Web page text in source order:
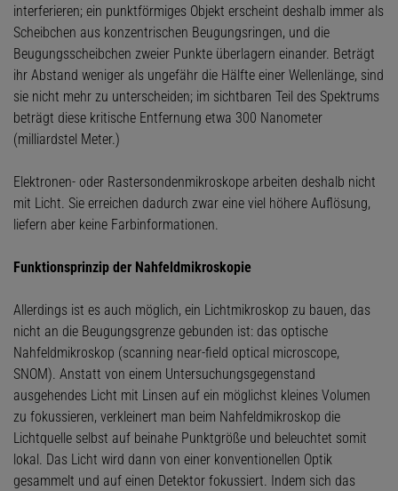
interferieren; ein punktförmiges Objekt erscheint deshalb immer als
Scheibchen aus konzentrischen Beugungsringen, und die
Beugungsscheibchen zweier Punkte überlagern einander. Beträgt
ihr Abstand weniger als ungefähr die Hälfte einer Wellenlänge, sind
sie nicht mehr zu unterscheiden; im sichtbaren Teil des Spektrums
beträgt diese kritische Entfernung etwa 300 Nanometer
(milliardstel Meter.)
Elektronen- oder Rastersondenmikroskope arbeiten deshalb nicht
mit Licht. Sie erreichen dadurch zwar eine viel höhere Auflösung,
liefern aber keine Farbinformationen.
Funktionsprinzip der Nahfeldmikroskopie
Allerdings ist es auch möglich, ein Lichtmikroskop zu bauen, das
nicht an die Beugungsgrenze gebunden ist: das optische
Nahfeldmikroskop (scanning near-field optical microscope,
SNOM). Anstatt von einem Untersuchungsgegenstand
ausgehendes Licht mit Linsen auf ein möglichst kleines Volumen
zu fokussieren, verkleinert man beim Nahfeldmikroskop die
Lichtquelle selbst auf beinahe Punktgröße und beleuchtet somit
lokal. Das Licht wird dann von einer konventionellen Optik
gesammelt und auf einen Detektor fokussiert. Indem sich das